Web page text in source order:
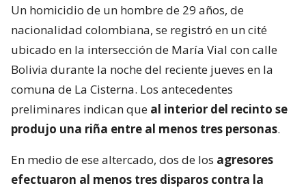
Un homicidio de un hombre de 29 años, de
nacionalidad colombiana, se registró en un cité
ubicado en la intersección de María Vial con calle
Bolivia durante la noche del reciente jueves en la
comuna de La Cisterna. Los antecedentes
preliminares indican que al interior del recinto se
produjo una riña entre al menos tres personas.
En medio de ese altercado, dos de los agresores
efectuaron al menos tres disparos contra la